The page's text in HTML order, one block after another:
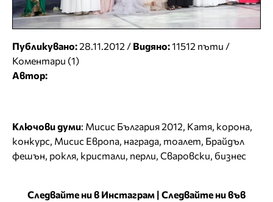
Публикувано:28.11.2012 / Видяно:11512 пъти /
Коментари (1)
Автор:
Ключови думи: Мисис България 2012 Катя корона
конкурс Мисис Европа награда тоалет Брайдъл
фешън рокля кристали перли Сваровски бизнес
Следвайте ни в Инстаграм | Следвайте ни във